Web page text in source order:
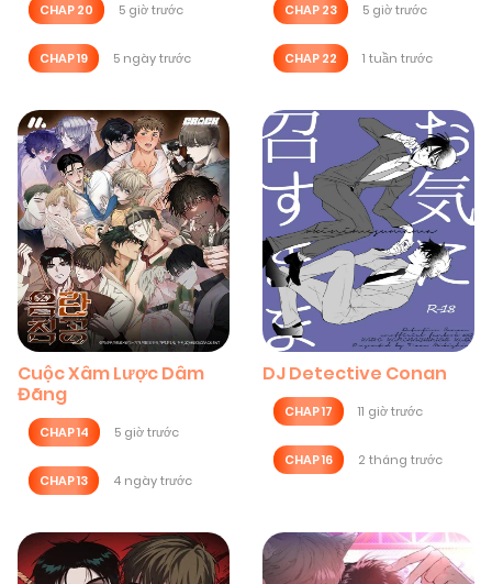
CHAP 20 5 giờ trước
CHAP 19 5 ngày trước
CHAP 23 5 giờ trước
CHAP 22 1 tuần trước
Cuộc Xâm Lược Dâm
Đãng
CHAP 14 5 giờ trước
CHAP 13 4 ngày trước
DJ Detective Conan
CHAP 17 11 giờ trước
CHAP 16 2 tháng trước